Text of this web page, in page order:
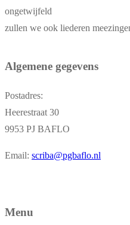
ongetwijfeld
zullen we ook liederen
Algemene gegevens
Postadres:
Heerestraat 30
9953 PJ BAFLO
Email: scriba@pgbaflo.nl
Menu